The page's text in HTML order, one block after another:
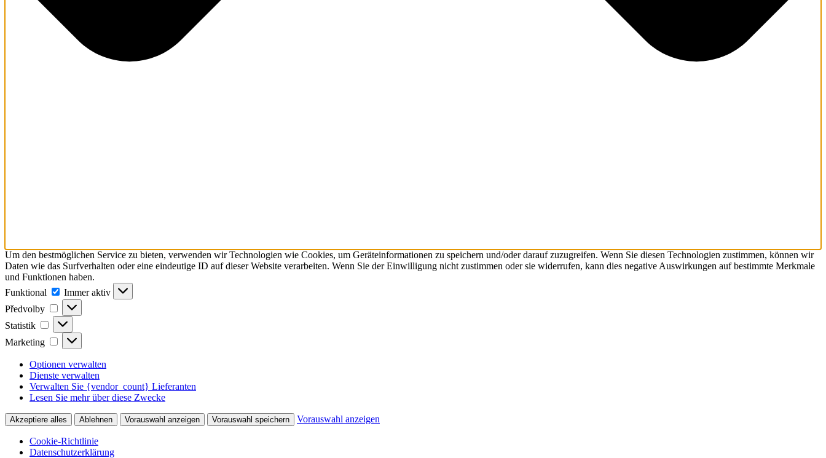
Um den bestmöglichen Service zu bieten, verwenden wir Technologien wie Cookies, um Geräteinformationen zu speichern und/oder darauf zuzugreifen. Wenn Sie diesen Technologien zustimmen, können wir
Daten wie das Surfverhalten oder eine eindeutige ID auf dieser Website verarbeiten. Wenn Sie der Einwilligung nicht zustimmen oder sie widerrufen, kann dies negative Auswirkungen auf bestimmte Merkmale
und Funktionen haben.
Funktional
Funktional
Immer aktiv
Předvolby
Předvolby
Statistik Statistik
Marketing Marketing
Optionen verwalten
Dienste verwalten
Verwalten Sie {vendor_count} Lieferanten
Lesen Sie mehr über diese Zwecke
Akzeptiere alles Ablehnen Vorauswahl anzeigen Vorauswahl speichern Vorauswahl anzeigen
Cookie-Richtlinie
Datenschutzerklärung